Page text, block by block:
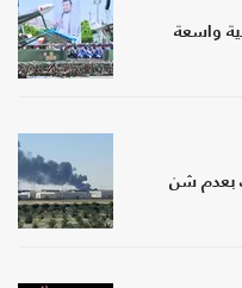
واسعة
بعدم شن